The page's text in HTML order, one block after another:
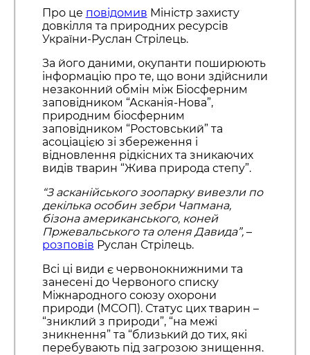
Про це повідомив Міністр захисту
довкілля та природних ресурсів
України-Руслан Стрілець.
За його даними, окупанти поширюють
інформацію про те, що вони здійснили
незаконний обмін між Біосферним
заповідником “Асканія-Нова”,
природним біосферним
заповідником “Ростовський” та
асоціацією зі збереження і
відновлення рідкісних та зникаючих
видів тварин “Жива природа степу”.
“З асканійського зоопарку вивезли по
декілька особин зебри Чапмана,
бізона американського, коней
Пржевальського та оленя Давида”, –
розповів Руслан Стрілець.
Всі ці види є червонокнижними та
занесені до Червоного списку
Міжнародного союзу охорони
природи (МСОП). Статус цих тварин –
“зниклий з природи”, “на межі
зникнення” та “близький до тих, які
перебувають під загрозою знищення.